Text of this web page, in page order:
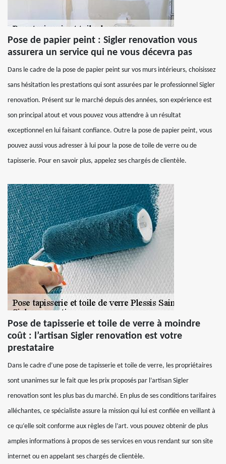
Pose de papier peint : Sigler renovation vous
assurera un service qui ne vous décevra pas
Dans le cadre de la pose de papier peint sur vos murs intérieurs, choisissez
sans hésitation les prestations qui sont assurées par le professionnel Sigler
renovation. Présent sur le marché depuis des années, son expérience est
son principal atout et vous pouvez vous attendre à un résultat
exceptionnel en lui faisant confiance. Outre la pose de papier peint, vous
pouvez aussi vous adresser à lui pour la pose de toile de verre ou de
tapisserie. Pour en savoir plus, appelez ses chargés de clientèle.
Pose de tapisserie et toile de verre à moindre
coût : l’artisan Sigler renovation est votre
prestataire
Dans le cadre d’une pose de tapisserie et toile de verre, les propriétaires
sont unanimes sur le fait que les prix proposés par l’artisan Sigler
renovation sont les plus bas du marché. En plus de ses conditions tarifaires
alléchantes, ce spécialiste assure la mission qui lui est confiée en veillant à
ce qu’elle soit conforme aux règles de l’art. vous pouvez obtenir de plus
amples informations à propos de ses services en vous rendant sur son site
internet ou en appelant ses chargés de clientèle.